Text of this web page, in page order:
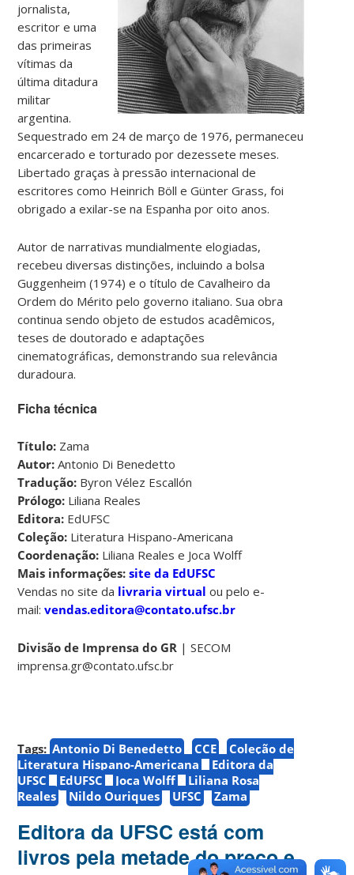
jornalista,
escritor e uma
das primeiras
vítimas da
última ditadura
militar
argentina.
Sequestrado em 24 de março de 1976, permaneceu
encarcerado e torturado por dezessete meses.
Libertado graças à pressão internacional de
escritores como Heinrich Böll e Günter Grass, foi
obrigado a exilar-se na Espanha por oito anos.
Autor de narrativas mundialmente elogiadas,
recebeu diversas distinções, incluindo a bolsa
Guggenheim (1974) e o título de Cavalheiro da
Ordem do Mérito pelo governo italiano. Sua obra
continua sendo objeto de estudos acadêmicos,
teses de doutorado e adaptações
cinematográficas, demonstrando sua relevância
duradoura.
Ficha técnica
Título: Zama
Autor: Antonio Di Benedetto
Tradução: Byron Vélez Escallón
Prólogo: Liliana Reales
Editora: EdUFSC
Coleção: Literatura Hispano-Americana
Coordenação: Liliana Reales e Joca Wolff
Mais informações:site da EdUFSC
Vendas no site da livraria virtual ou pelo e-
mail:vendas.editora@contato.ufsc.br
Divisão de Imprensa do GR | SECOM
imprensa.gr@contato.ufsc.br
Tags: Antonio Di Benedetto CCE
Coleção de
Literatura Hispano-Americana
Editora da
UFSC
EdUFSC Joca Wolff
Liliana Rosa
Reales
Nildo Ouriques UFSC Zama
Editora da UFSC está com
livros pela metade do preço e